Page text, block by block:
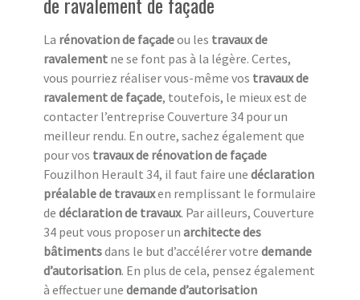
La rénovation de façadeou les travaux de
ravalement ne se font pas à la légère. Certes,
vous pourriez réaliser vous-même vos travaux de
ravalement de façade, toutefois, le mieux est de
contacter l’entreprise Couverture 34 pour un
meilleur rendu. En outre, sachez également que
pour vos travaux de rénovation de façade
Fouzilhon Herault 34, il faut faire une déclaration
préalable de travauxen remplissant le formulaire
de déclaration de travaux. Par ailleurs, Couverture
34 peut vous proposer un architecte des
bâtimentsdans le but d’accélérer votre demande
d’autorisation. En plus de cela, pensez également
à effectuer une demande d’autorisation